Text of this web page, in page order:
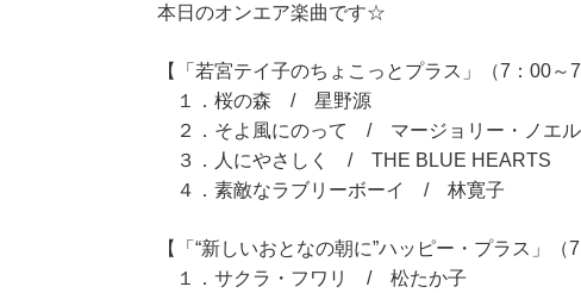
本日のオンエア楽曲です☆
【「若宮テイ子のちょこっとプラス」（7：00～7
１．桜の森 / 星野源
２．そよ風にのって / マージョリー・ノエル
３．人にやさしく / THE BLUE HEARTS
４．素敵なラブリーボーイ / 林寛子
【「“新しいおとなの朝に”ハッピー・プラス」（
１．サクラ・フワリ / 松たか子